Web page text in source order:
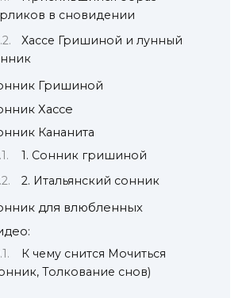
в сновидении
Хассе Гришиной и лунный
Гришиной
Хассе
Кананита
1. Сонник гришиной
2. Итальянский сонник
для влюбленных
К чему снится Мочиться
Толкование снов)